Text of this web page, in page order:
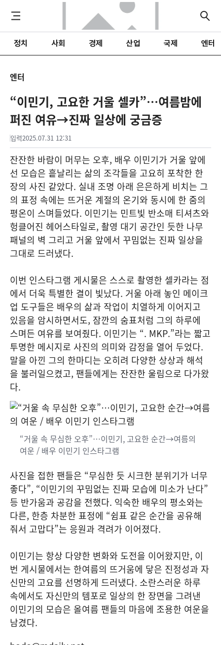
정치 사회 경제 산업 국제 엔터
엔터
“이민기, 고요한 거울 셀카”…여름밤에
퍼진 여유→진짜 일상에 궁금증
입력2025.07.31 12:31
잔잔한 바람이 머무는 오후, 배우 이민기가 거울 앞에
선 모습은 흩날리는 삶의 조각들을 고요히 포착한 한
장의 사진 같았다. 실내 조명 아래 은은하게 비치는 그
의 표정 속에는 뜨거운 계절의 온기와 동시에 한 줌의
평온이 스며들었다. 이민기는 민트빛 반소매 티셔츠와
헝클어진 헤어스타일로, 촬영 대기 공간인 듯한 나무
패널의 벽 그리고 거울 앞에서 꾸밈없는 진짜 일상을
그대로 드러냈다.
이번 인스타그램 게시물은 스스로 촬영한 셀카라는 점
에서 더욱 특별한 결이 빛났다. 거울 아래 놓인 메이크
업 도구들은 배우의 삶과 작업이 치열하게 이어지고
있음을 암시하면서도, 잠깐의 숨표처럼 그의 하루에
스며든 여유를 보여줬다. 이민기는 “. MKP.”라는 짧고
투명한 메시지로 사진의 의미와 감정을 열어 두었다.
말을 아낀 그의 한마디는 오히려 다양한 상상과 해석
을 불러일으켰고, 팬들에게는 잔잔한 울림으로 다가왔
다.
“거울 속 무심한 오후”…이민기, 고요한 순간→여름의
여운 / 배우 이민기 인스타그램
사진을 접한 팬들은 “무심한 듯 시크한 분위기가 너무
좋다”, “이민기의 꾸밈없는 진짜 모습에 미소가 난다”
등 반가움과 공감을 전했다. 익숙한 배우의 평소와는
다른, 한층 차분한 표정에 “쉼표 같은 순간을 공유해
줘서 고맙다”는 응원과 격려가 이어졌다.
이민기는 항상 다양한 변화와 도전을 이어왔지만, 이
번 게시물에서는 한여름의 뜨거움에 닿은 진정성과 자
신만의 고요를 선명하게 드러냈다. 소란스러운 하루
속에서도 자신만의 템포로 일상의 한 장면을 그려낸
이민기의 모습은 올여름 팬들의 마음에 조용한 여운을
남겼다.